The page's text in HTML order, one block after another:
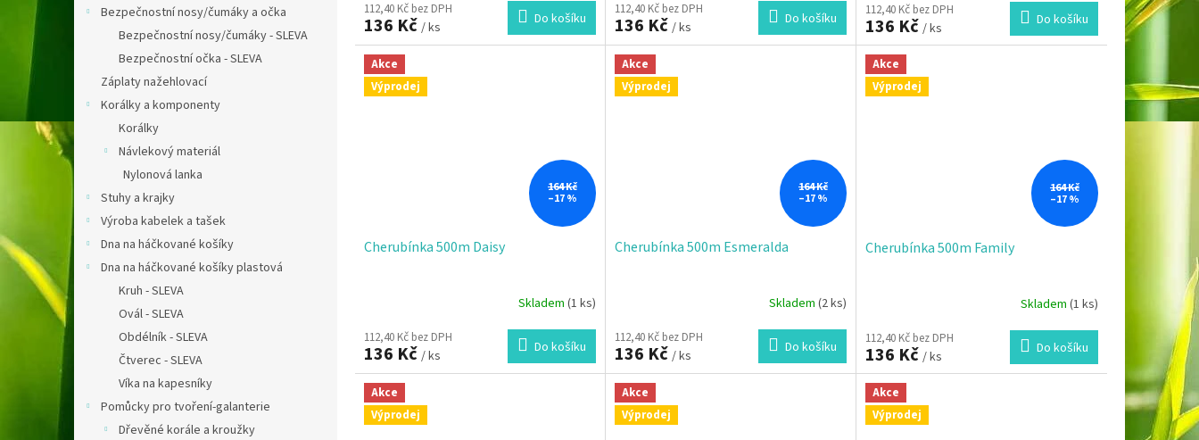
Bezpečnostní nosy/čumáky a očka
Bezpečnostní nosy/čumáky - SLEVA
Bezpečnostní očka - SLEVA
Záplaty nažehlovací
Korálky a komponenty
Korálky
Návlekový materiál
Nylonová lanka
Stuhy a krajky
Výroba kabelek a tašek
Dna na háčkované košíky
Dna na háčkované košíky plastová
Kruh - SLEVA
Ovál - SLEVA
Obdélník - SLEVA
Čtverec - SLEVA
Víka na kapesníky
Pomůcky pro tvoření-galanterie
Dřevěné korále a kroužky
112,40 Kč bez DPH
136 Kč / ks Do košíku
112,40 Kč bez DPH
136 Kč / ks Do košíku
112,40 Kč bez DPH
136 Kč / ks Do košíku
Akce
Výprodej
164 Kč
–17 %
Cherubínka 500m Daisy
Skladem (1 ks)
112,40 Kč bez DPH
136 Kč / ks Do košíku
Akce
Výprodej
164 Kč
–17 %
Cherubínka 500m Esmeralda
Skladem (2 ks)
112,40 Kč bez DPH
136 Kč / ks Do košíku
Akce
Výprodej
164 Kč
–17 %
Cherubínka 500m Family
Skladem (1 ks)
112,40 Kč bez DPH
136 Kč / ks Do košíku
Akce
Výprodej
Akce
Výprodej
Akce
Výprodej